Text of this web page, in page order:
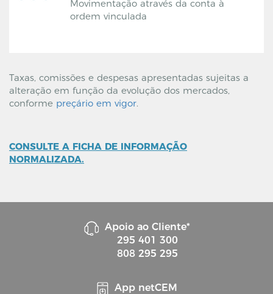
Movimentação através da conta à
ordem vinculada
Taxas, comissões e despesas apresentadas sujeitas a
alteração em função da evolução dos mercados,
conforme preçário em vigor.
CONSULTE A FICHA DE INFORMAÇÃO
NORMALIZADA.
Apoio ao Cliente*
295 401 300
808 295 295
App netCEM